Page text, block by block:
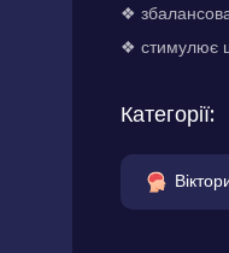
❖
❖ стимулює
Категорії: